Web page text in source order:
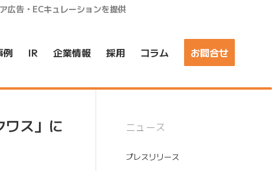
広告・ECキュレーションを提供
例 IR 企業情報 採用 コラム お問合せ
ワス」に
ニュース
プレスリリース